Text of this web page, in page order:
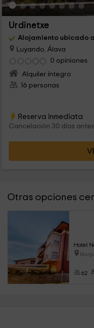
Urdinetxe
Alojamiento ubicado
Luyando, Álava
0 opiniones
Alquiler íntegro
16 personas
Reserva inmediata
Cancelación 30 días antes
Otras opciones
Hotel
62